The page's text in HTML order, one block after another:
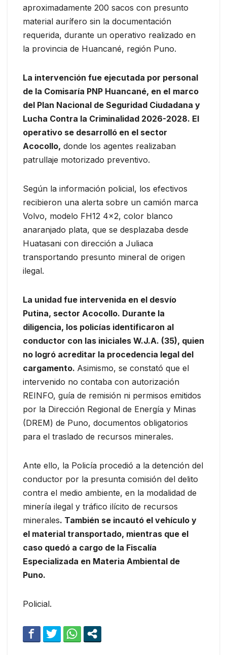
aproximadamente 200 sacos con presunto
material aurífero sin la documentación
requerida, durante un operativo realizado en
la provincia de Huancané, región Puno.
La intervención fue ejecutada por personal
de la Comisaría PNP Huancané, en el marco
del Plan Nacional de Seguridad Ciudadana y
Lucha Contra la Criminalidad 2026-2028. El
operativo se desarrolló en el sector
Acocollo, donde los agentes realizaban
patrullaje motorizado preventivo.
Según la información policial, los efectivos
recibieron una alerta sobre un camión marca
Volvo, modelo FH12 4×2, color blanco
anaranjado plata, que se desplazaba desde
Huatasani con dirección a Juliaca
transportando presunto mineral de origen
ilegal.
La unidad fue intervenida en el desvío
Putina, sector Acocollo. Durante la
diligencia, los policías identificaron al
conductor con las iniciales W.J.A. (35), quien
no logró acreditar la procedencia legal del
cargamento. Asimismo, se constató que el
intervenido no contaba con autorización
REINFO, guía de remisión ni permisos emitidos
por la Dirección Regional de Energía y Minas
(DREM) de Puno, documentos obligatorios
para el traslado de recursos minerales.
Ante ello, la Policía procedió a la detención del
conductor por la presunta comisión del delito
contra el medio ambiente, en la modalidad de
minería ilegal y tráfico ilícito de recursos
minerales. También se incautó el vehículo y
el material transportado, mientras que el
caso quedó a cargo de la Fiscalía
Especializada en Materia Ambiental de
Puno.
Policial.